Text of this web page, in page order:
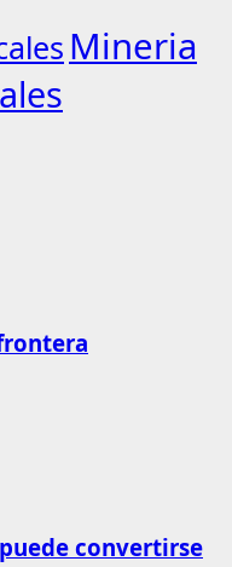
Mineria
convertirse